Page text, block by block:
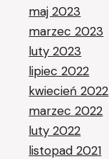
maj 2023
marzec 2023
luty 2023
lipiec 2022
kwiecień 2022
marzec 2022
luty 2022
listopad 2021